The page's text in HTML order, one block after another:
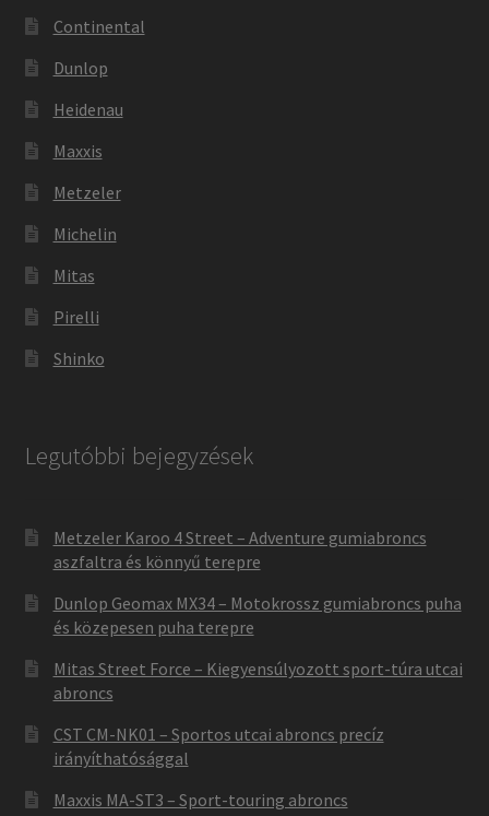
Continental
Dunlop
Heidenau
Maxxis
Metzeler
Michelin
Mitas
Pirelli
Shinko
Legutóbbi bejegyzések
Metzeler Karoo 4 Street – Adventure gumiabroncs
aszfaltra és könnyű terepre
Dunlop Geomax MX34 – Motokrossz gumiabroncs puha
és közepesen puha terepre
Mitas Street Force – Kiegyensúlyozott sport-túra utcai
abroncs
CST CM-NK01 – Sportos utcai abroncs precíz
irányíthatósággal
Maxxis MA-ST3 – Sport-touring abroncs